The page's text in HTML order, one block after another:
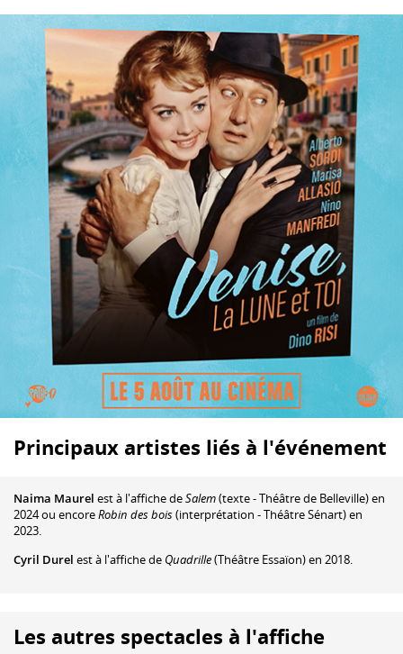
Principaux artistes liés à l'événement
Naima Maurel est à l'affiche deSalem(texte - Théâtre de Belleville) en
2024 ou encoreRobin des bois(interprétation - Théâtre Sénart) en
2023.
Cyril Durel est à l'affiche de Quadrille(Théâtre Essaïon) en 2018.
Les autres spectacles à l'affiche